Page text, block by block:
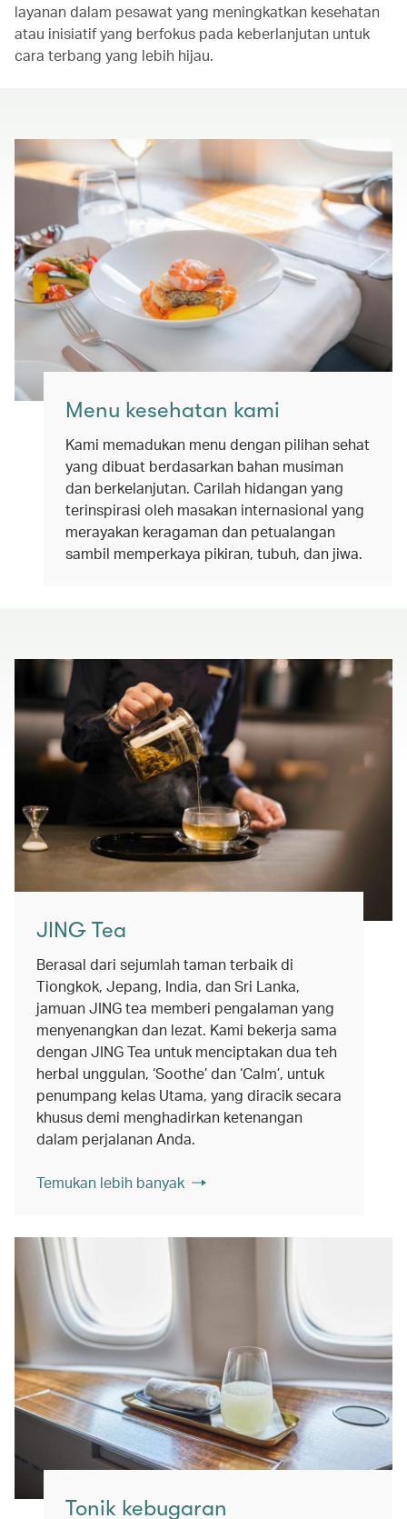
layanan dalam pesawat yang meningkatkan kesehatan
atau inisiatif yang berfokus pada keberlanjutan untuk
cara terbang yang lebih hijau.
Menu kesehatan kami
Kami memadukan menu dengan pilihan sehat
yang dibuat berdasarkan bahan musiman
dan berkelanjutan. Carilah hidangan yang
terinspirasi oleh masakan internasional yang
merayakan keragaman dan petualangan
sambil memperkaya pikiran, tubuh, dan jiwa.
JING Tea
Berasal dari sejumlah taman terbaik di
Tiongkok, Jepang, India, dan Sri Lanka,
jamuan JING tea memberi pengalaman yang
menyenangkan dan lezat. Kami bekerja sama
dengan JING Tea untuk menciptakan dua teh
herbal unggulan, ‘Soothe’ dan ‘Calm’, untuk
penumpang kelas Utama, yang diracik secara
khusus demi menghadirkan ketenangan
dalam perjalanan Anda.
Temukan lebih banyak
Tonik kebugaran